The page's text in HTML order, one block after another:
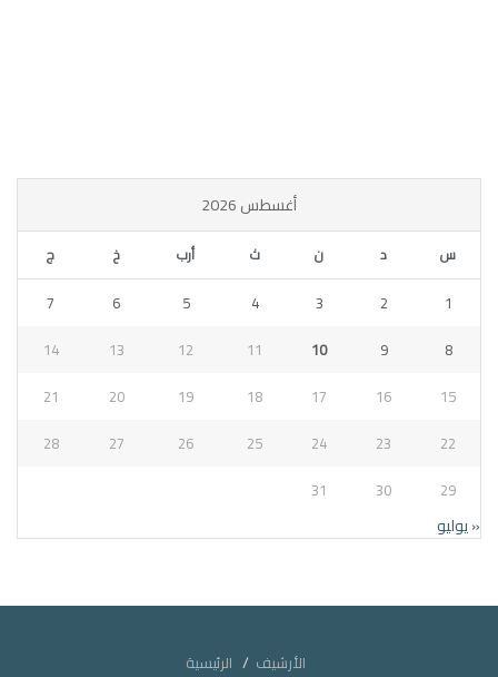
أغسطس 2026
س د ن ث أرب خ ج
1
2
3
4
5
6
7
8
9
10
11
12
13
14
15
16
17
18
19
20
21
22
23
24
25
26
27
28
29
30
31
« يوليو
الأرشيف الرئيسية